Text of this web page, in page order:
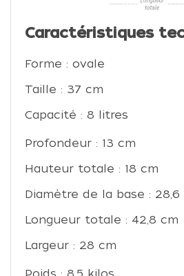
Caractéristiques
Forme : ovale
Taille : 37 cm
Capacité : 8 litres
Profondeur : 13 cm
Hauteur totale : 18 cm
Diamètre de la base : 28,6
Longueur totale : 42,8 cm
Largeur : 28 cm